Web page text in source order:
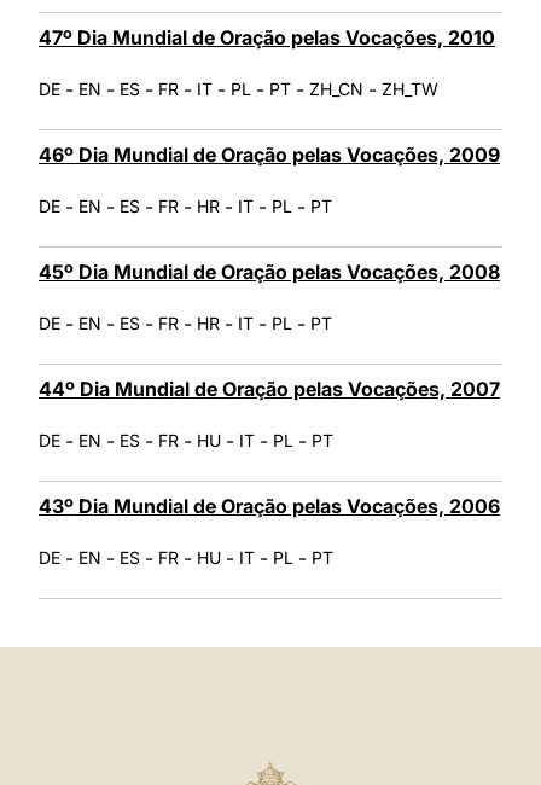
47º Dia Mundial de Oração pelas Vocações, 2010
DE - EN - ES - FR - IT - PL - PT - ZH_CN - ZH_TW
46º Dia Mundial de Oração pelas Vocações, 2009
DE - EN - ES - FR - HR - IT - PL - PT
45º Dia Mundial de Oração pelas Vocações, 2008
DE - EN - ES - FR - HR - IT - PL - PT
44º Dia Mundial de Oração pelas Vocações, 2007
DE - EN - ES - FR - HU - IT - PL - PT
43º Dia Mundial de Oração pelas Vocações, 2006
DE - EN - ES - FR - HU - IT - PL - PT